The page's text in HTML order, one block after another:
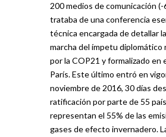
200 medios de comunicación (-
trataba de una conferencia
técnica encargada de detallar
marcha del ímpetu diplomático
por la COP21 y formalizado en
París. Este último entró en
noviembre de 2016, 30 días
ratificación por parte de 55
representan el 55% de las
gases de efecto invernadero.